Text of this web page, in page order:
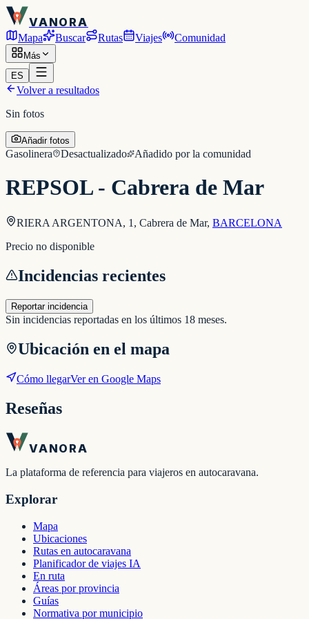
VANORA
Mapa Buscar Rutas Viajes Comunidad
Más
ES
Volver a resultados
Sin fotos
Añadir fotos
Gasolinera Desactualizado Añadido por la comunidad
REPSOL - Cabrera de Mar
RIERA ARGENTONA, 1, Cabrera de Mar, BARCELONA
Precio no disponible
Incidencias recientes
Reportar incidencia
Sin incidencias reportadas en los últimos 18 meses.
Ubicación en el mapa
Cómo llegarVer en Google Maps
Reseñas
VANORA
La plataforma de referencia para viajeros en autocaravana.
Explorar
Mapa
Ubicaciones
Rutas en autocaravana
Planificador de viajes IA
En ruta
Áreas por provincia
Guías
Normativa por municipio